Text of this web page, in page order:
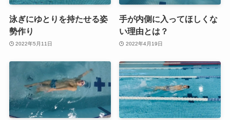
泳ぎにゆとりを持たせる姿
勢作り
2022年5月11日
手が内側に入ってほしくな
い理由とは？
2022年4月19日